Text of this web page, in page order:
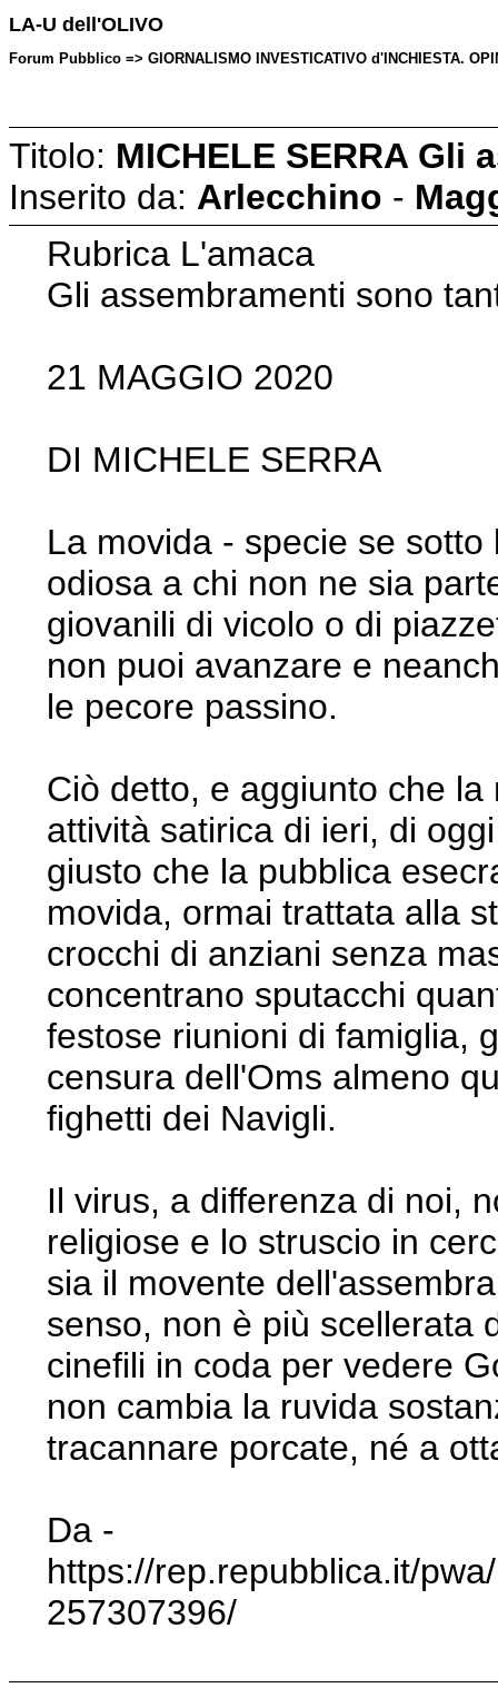
LA-U dell'OLIVO
Forum Pubblico => GIORNALISMO INVESTICATIVO d'INCHIESTA.
Titolo: MICHELE SERRA Gli
Inserito da: Arlecchino -
Rubrica L'amaca
Gli assembramenti sono
21 MAGGIO 2020
DI MICHELE SERRA
La movida - specie se
odiosa a chi non ne sia
giovanili di vicolo o di
non puoi avanzare e
le pecore passino.
Ciò detto, e aggiunto che
attività satirica di ieri, di
giusto che la pubblica
movida, ormai trattata alla
crocchi di anziani senza
concentrano sputacchi
festose riunioni di famiglia,
censura dell'Oms almeno
fighetti dei Navigli.
Il virus, a differenza di noi,
religiose e lo struscio in
sia il movente
senso, non è più scellerata
cinefili in coda per vedere
non cambia la ruvida
tracannare porcate, né a
Da -
https://rep.repubblica.it/
257307396/